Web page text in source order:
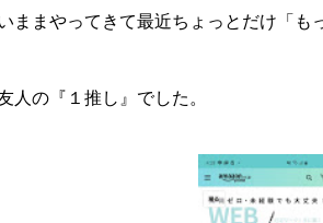
ままやってきて最近ちょっとだけ「も
人の『１推し』でした。